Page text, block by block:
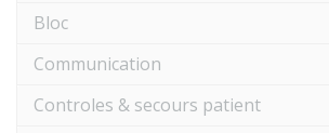
Bloc
Communication
Controles & secours patient